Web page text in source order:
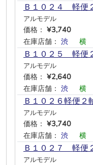
Ｂ１０２４ 軽便
アルモデル
価格： ¥3,740
在庫店舗： 渋 横
Ｂ１０２５ 軽便
アルモデル
価格： ¥2,640
在庫店舗： 渋 横
Ｂ１０２６軽便２
アルモデル
価格： ¥3,740
在庫店舗： 渋 横
Ｂ１０２７ 軽便
アルモデル